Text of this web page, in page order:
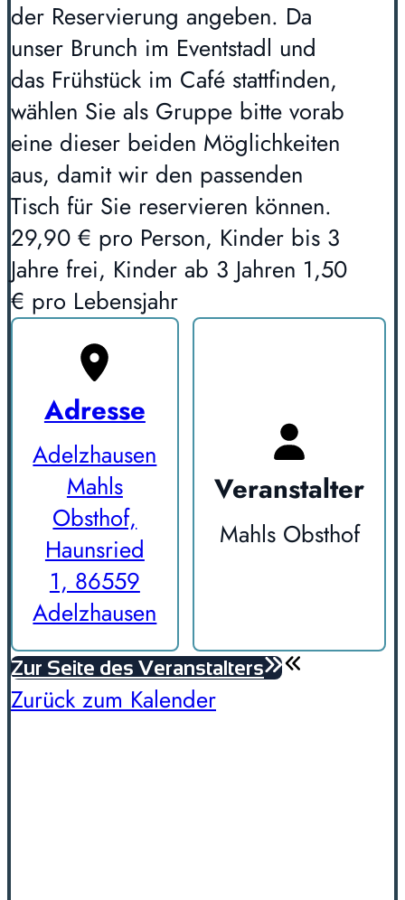
der Reservierung angeben. Da
unser Brunch im Eventstadl und
das Frühstück im Café stattfinden,
wählen Sie als Gruppe bitte vorab
eine dieser beiden Möglichkeiten
aus, damit wir den passenden
Tisch für Sie reservieren können.
29,90 € pro Person, Kinder bis 3
Jahre frei, Kinder ab 3 Jahren 1,50
€ pro Lebensjahr
Adresse
Adelzhausen
Mahls
Obsthof,
Haunsried
1, 86559
Adelzhausen
Veranstalter
Mahls Obsthof
Zur Seite des Veranstalters
Zurück zum Kalender